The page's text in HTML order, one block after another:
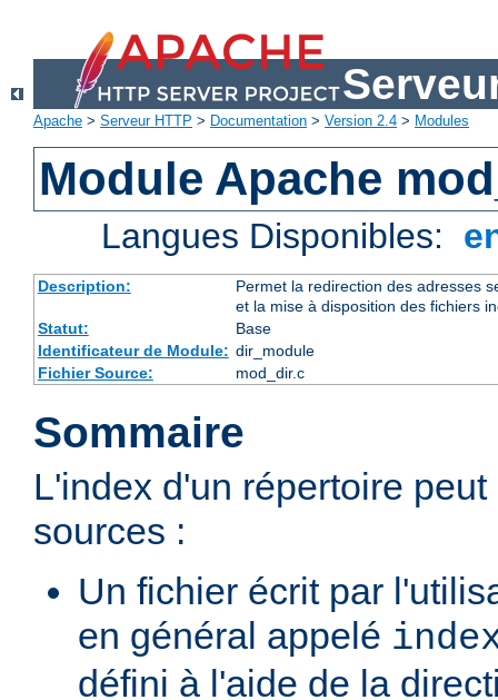
Apache > Serveur HTTP > Documentation > Version 2.4 > Modules
Module Apache
Langues Disponibles:
Description:
Permet la redirection des adresses
et la mise à disposition des fichiers
Statut:
Base
Identificateur de Module: dir_module
Fichier Source:
mod_dir.c
Sommaire
L'index d'un répertoire
sources :
Un fichier écrit par
en général appelé
défini à l'aide de la